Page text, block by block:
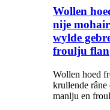
Wollen
nije
wylde
froulju
Wollen hoed
krullende
manlju en